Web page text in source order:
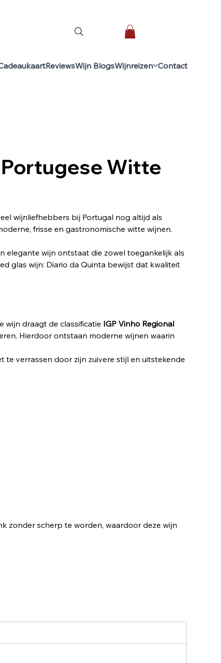
ReviewsWijn BlogsWijnreizen Contact
Portugese Witte
wijnliefhebbers bij Portugal nog altijd als
frisse en gastronomische witte wijnen.
elegante wijn ontstaat die zowel toegankelijk als
glas wijn: Diario da Quinta bewijst dat kwaliteit
wijn draagt de classificatie IGP Vinho Regional
Hierdoor ontstaan moderne wijnen waarin
verrassen door zijn zuivere stijl en uitstekende
zonder scherp te worden, waardoor deze wijn